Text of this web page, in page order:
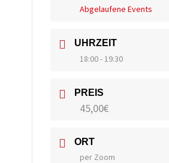
Abgelaufene Events
UHRZEIT
18:00 - 19:30
PREIS
45,00€
ORT
per Zoom